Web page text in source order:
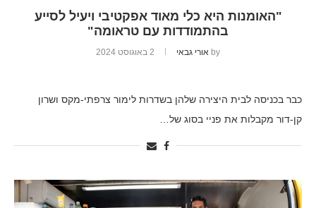
"האומנות היא כלי מאוד אפקטיבי ויעיל לסייע
בהתמודדות עם טראומה"
by אורי גבאי 2 באוגוסט 2024
כבר בכניסה לבית היצירה שלהן בשדרות לימור צרפתי-מקס ושרון
קן-דור מקבלות את פניי בסוג של…